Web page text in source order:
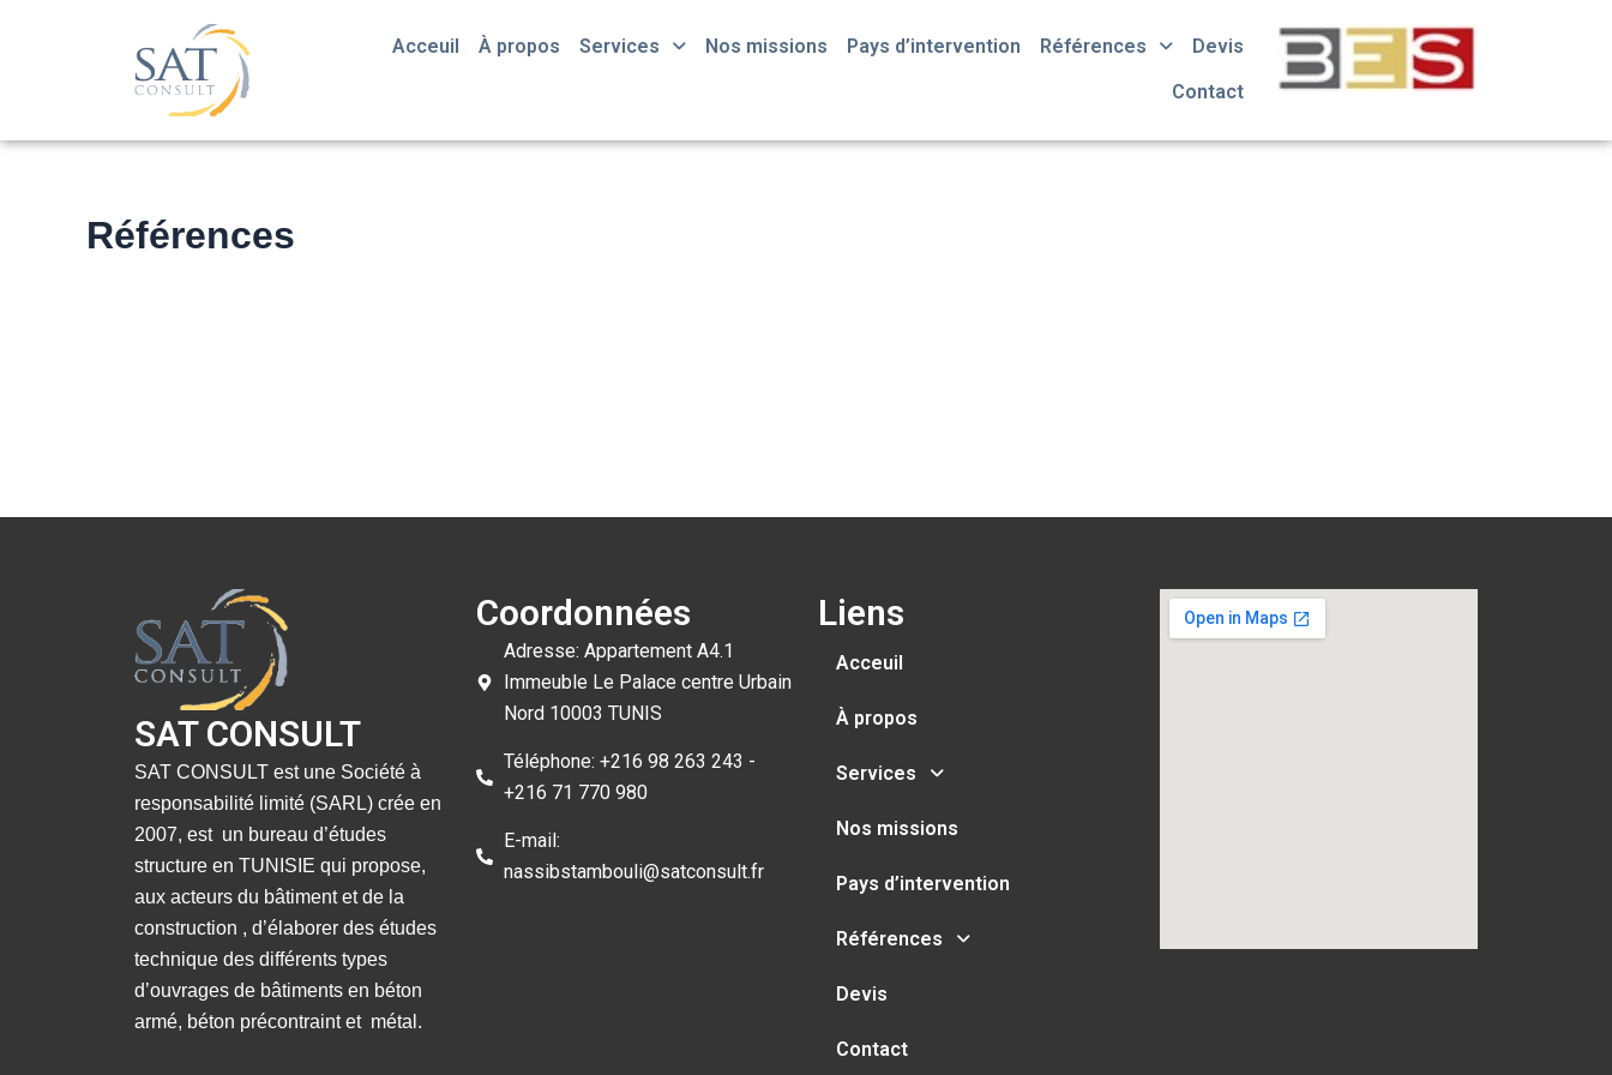
Acceuil À propos Services Nos missions Pays d’intervention Références
Devis
Contact
Références
SAT CONSULT
SAT CONSULT est une Société à
responsabilité limité (SARL) crée en
2007, est un bureau d’études
structure en TUNISIE qui propose,
aux acteurs du bâtiment et de la
construction , d’élaborer des études
technique des différents types
d’ouvrages de bâtiments en béton
armé, béton précontraint et métal.
Coordonnées
Adresse: Appartement A4.1
Immeuble Le Palace centre Urbain
Nord 10003 TUNIS
Téléphone: +216 98 263 243 -
+216 71 770 980
E-mail:
nassibstambouli@satconsult.fr
Liens
Acceuil
À propos
Services
Nos missions
Pays d’intervention
Références
Devis
Contact